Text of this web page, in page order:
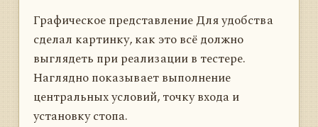
Графическое представление Для удобства
сделал картинку, как это всё должно
выглядеть при реализации в тестере.
Наглядно показывает выполнение
центральных условий, точку входа и
установку стопа.